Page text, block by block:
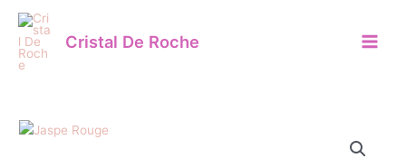
contenu
Cristal De Roche
quantité